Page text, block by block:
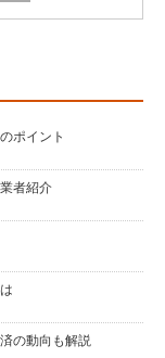
ポイント
者紹介
の動向も解説